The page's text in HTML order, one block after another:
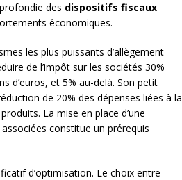
des dispositifs fiscaux
économiques.
les plus puissants d’allègement
de l’impôt sur les sociétés 30%
d’euros, et 5% au-delà. Son petit
de 20% des dépenses liées à la
La mise en place d’une
constitue un prérequis
d’optimisation. Le choix entre